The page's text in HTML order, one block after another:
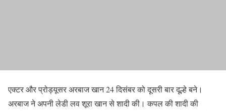
एक्टर और प्रोड्यूसर अरबाज खान 24 दिसंबर को दूसरी बार दूल्हे बने।
अरबाज ने अपनी लेडी लव शूरा खान से शादी की। कपल की शादी की